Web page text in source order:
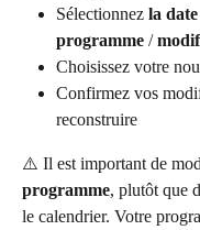
Sélectionnez la
programme /
Choisissez votre
Confirmez vos
reconstruire
⚠️ Il est important de
programme, plutôt que
le calendrier. Votre